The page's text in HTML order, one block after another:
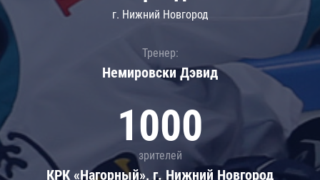
г. Нижний Новгород
Тренер:
Немировски Дэвид
1000
зрителей
КРК «Нагорный», г. Нижний Новгород